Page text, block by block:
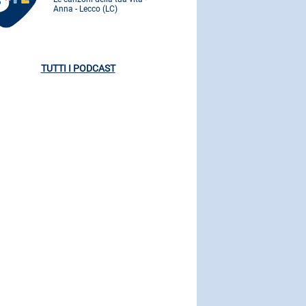
Anna - Lecco (LC)
TUTTI I PODCAST